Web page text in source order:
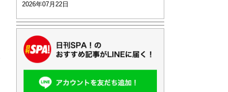
2026年07月22日